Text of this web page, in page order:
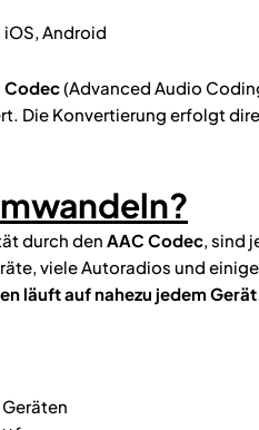
Android
Codec(Advanced Audio
Die Konvertierung erfolgt
durch den AAC Codec, sind
viele Autoradios und
läuft auf nahezu jedem